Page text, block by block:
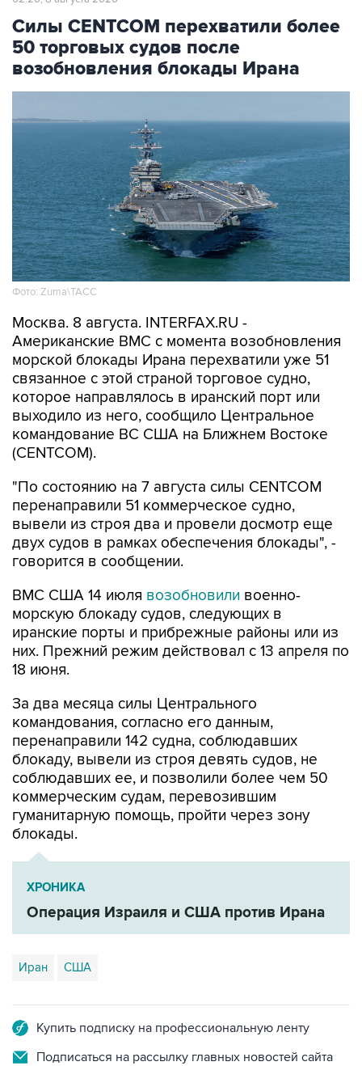
50 торговых судов после
возобновления блокады Ирана
Фото: Zuma\ТАСС
Москва. 8 августа. INTERFAX.RU -
морской блокады Ирана перехватили уже 51
связанное с этой страной торговое судно,
которое направлялось в иранский порт или
выходило из него, сообщило Центральное
командование ВС США на Ближнем Востоке
(CENTCOM).
"По состоянию на 7 августа силы CENTCOM
вывели из строя два и провели досмотр еще
двух судов в рамках обеспечения блокады", -
говорится в сообщении.
ВМС США 14 июлявозобновили
иранские порты и прибрежные районы или из
них. Прежний режим действовал с 13 апреля по
18 июня.
За два месяца силы Центрального
перенаправили 142 судна, соблюдавших
блокаду, вывели из строя девять судов, не
соблюдавших ее, и позволили более чем 50
коммерческим судам, перевозившим
гуманитарную помощь, пройти через зону
блокады.
ХРОНИКА
Операция Израиля и США против Ирана
Иран США
Подписаться на рассылку главных новостей сайта
Получать оперативные новости в официальном